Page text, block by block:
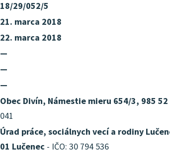
18/29/052/5
21. marca 2018
22. marca 2018
—
—
—
Obec Divín, Námestie mieru 654/3, 985 52
041
Úrad práce, sociálnych vecí a rodiny
01 Lučenec - IČO: 30 794 536